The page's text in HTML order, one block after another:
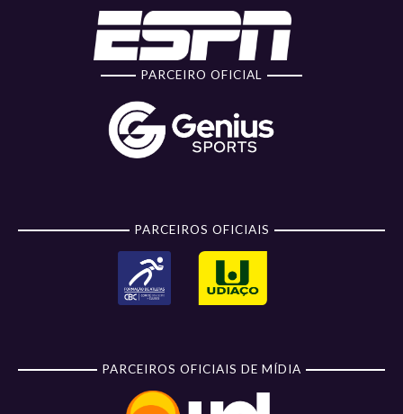
PARCEIRO OFICIAL
PARCEIROS OFICIAIS
PARCEIROS OFICIAIS DE MÍDIA